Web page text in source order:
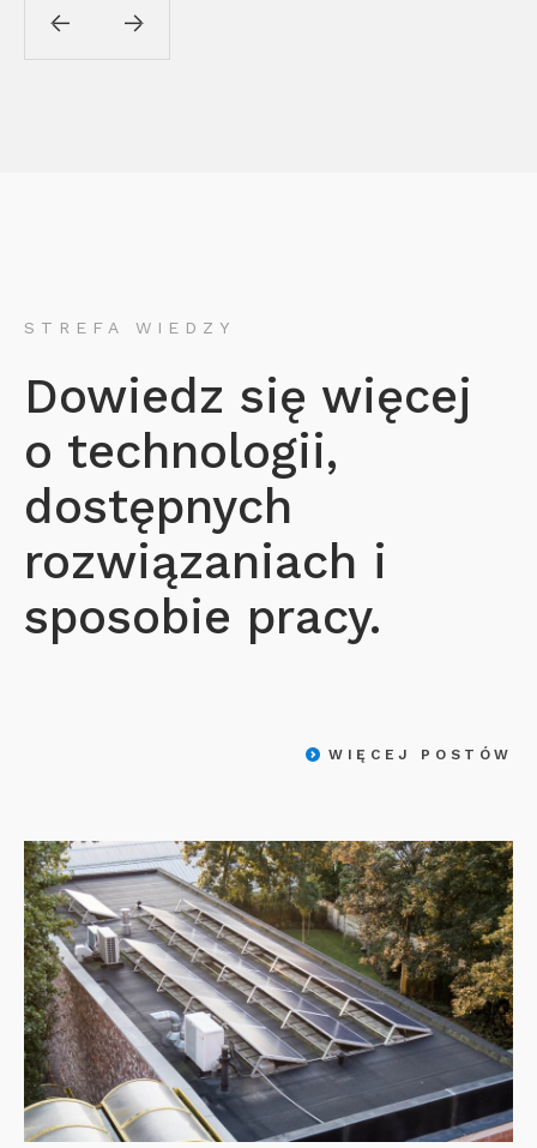
STREFA WIEDZY
Dowiedz się więcej
o technologii,
dostępnych
rozwiązaniach i
sposobie pracy.
WIĘCEJ POSTÓW